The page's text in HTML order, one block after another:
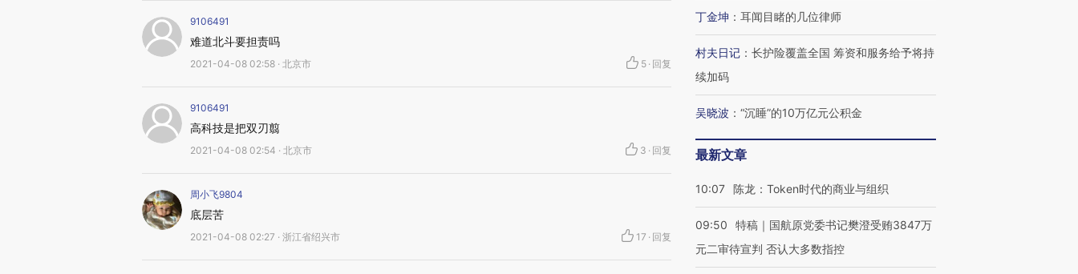
9106491
难道北斗要担责吗
2021-04-08 02:58 · 北京市 5 · 回复
9106491
高科技是把双刃翦
2021-04-08 02:54 · 北京市 3 · 回复
周小飞9804
底层苦
2021-04-08 02:27 · 浙江省绍兴市 17 · 回复
丁金坤 ： 耳闻目睹的几位律师
村夫日记 ： 长护险覆盖全国 筹资和服务给予将持
续加码
吴晓波 ： “沉睡”的10万亿元公积金
最新文章
10:07 陈龙：Token时代的商业与组织
09:50
特稿｜国航原党委书记樊澄受贿3847万
元二审待宣判 否认大多数指控